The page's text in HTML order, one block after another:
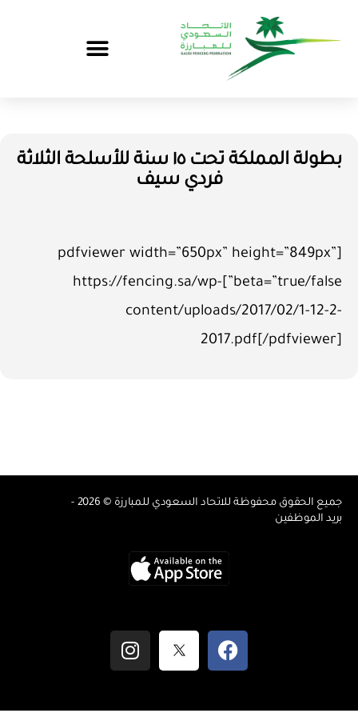
بطولة المملكة تحت ١٥ سنة للأسلحة الثلاثة
فردي سيف
[pdfviewer width=”650px” height=”849px”
beta=”true/false”]https://fencing.sa/wp-
content/uploads/2017/02/1-12-2-
2017.pdf[/pdfviewer]
جميع الحقوق محفوظة للاتحاد السعودي للمبارزة © 2026 -
بريد الموظفين